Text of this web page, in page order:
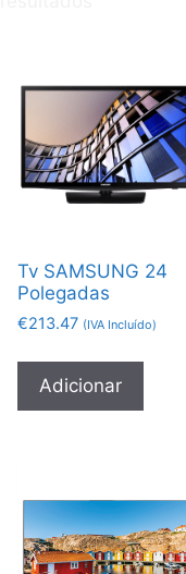
Tv SAMSUNG 24
Polegadas
€213.47 (IVA Incluído)
Adicionar